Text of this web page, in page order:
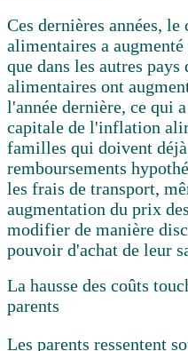
Ces dernières années, le
alimentaires a
que dans les autres
alimentaires ont
l'année dernière, ce qui
capitale de l'inflation
familles qui doivent
remboursements
les frais de transport,
augmentation du prix
modifier de manière
pouvoir d'achat de leur
La hausse des coûts
parents
Les parents ressentent